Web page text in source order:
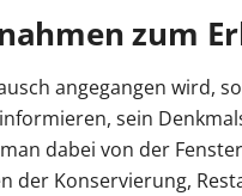
zum
angegangen wird,
sein
dabei von der
der Konservierung,